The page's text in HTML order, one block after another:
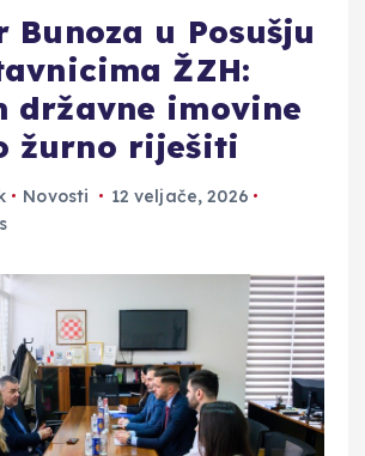
Bunoza u Posušju
ŽZH:
državne imovine
žurno riješiti
Novosti
12 veljače, 2026